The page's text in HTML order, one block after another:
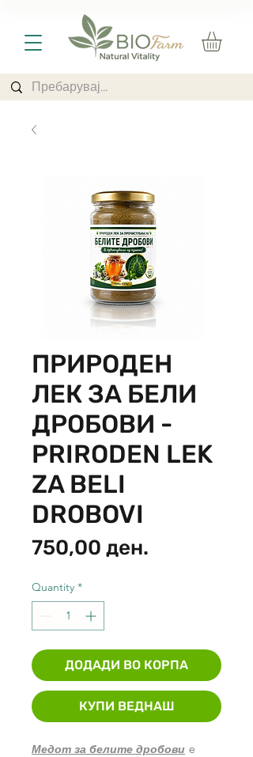
ПРИРОДЕН
ЛЕК ЗА БЕЛИ
ДРОБОВИ -
PRIRODEN LEK
ZA BELI
DROBOVI
750,00 ден.
Quantity *
ДОДАДИ ВО КОРПА
КУПИ ВЕДНАШ
Медот за белите дробови е